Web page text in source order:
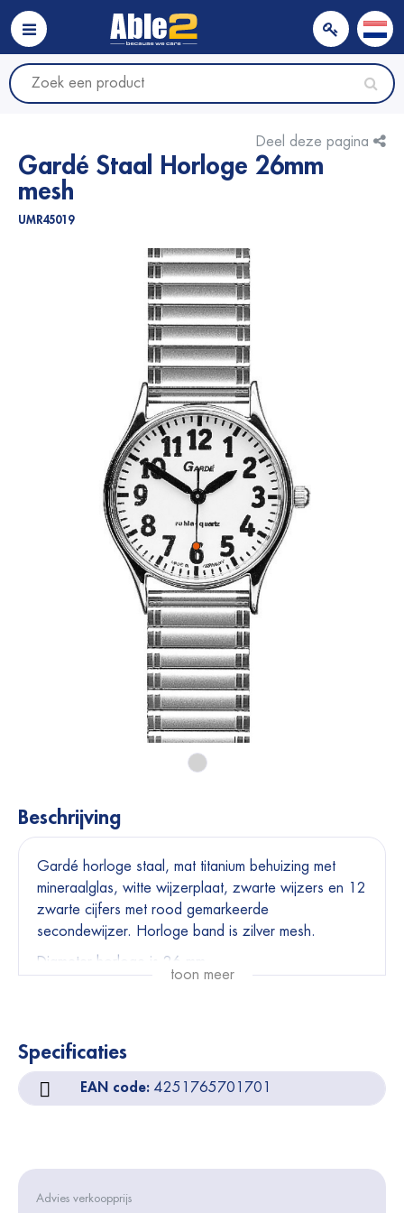
Deel deze pagina
Gardé Staal Horloge 26mm
mesh
UMR45019
Beschrijving
Gardé horloge staal, mat titanium behuizing met
mineraalglas, witte wijzerplaat, zwarte wijzers en 12
zwarte cijfers met rood gemarkeerde
secondewijzer. Horloge band is zilver mesh.
Diameter horloge is 26 mm.
toon meer
Specificaties
EAN code: 4251765701701
Advies verkoopprijs